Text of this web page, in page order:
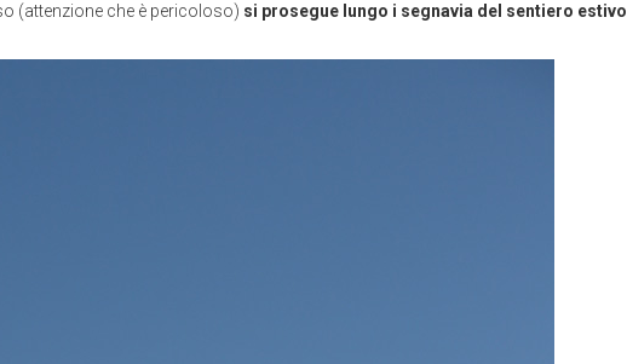
(attenzione che è pericoloso) si prosegue lungo i segnavia del sentiero estivo